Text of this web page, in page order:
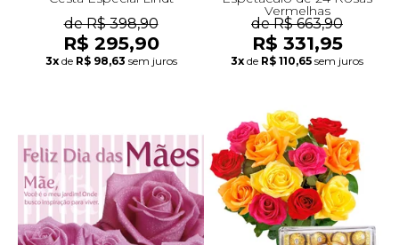
de R$ 398,90
R$ 295,90
3x de R$ 98,63 sem juros
Vermelhas
de R$ 663,90
R$ 331,95
3x de R$ 110,65 sem juros